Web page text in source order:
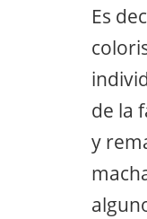
Es
de la
y